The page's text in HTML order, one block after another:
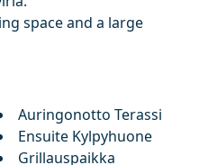
space and a large
Auringonotto Terassi
Ensuite Kylpyhuone
Grillauspaikka